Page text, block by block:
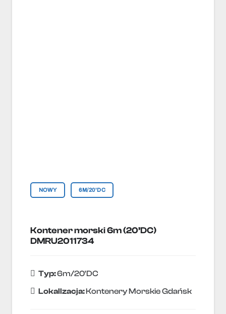
NOWY 6M/20'DC
Kontener morski 6m (20’DC)
DMRU2011734
Typ:6m/20'DC
Lokallzacja:Kontenery Morskie Gdańsk